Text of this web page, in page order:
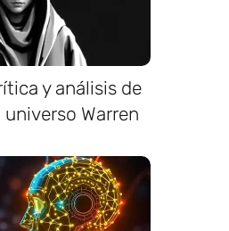
y análisis de
Warren